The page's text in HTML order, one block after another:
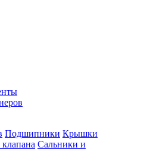
Подшипники Крышки
Сальники и